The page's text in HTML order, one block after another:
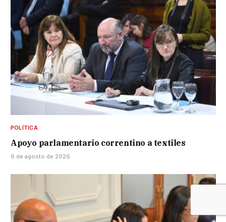
POLÍTICA
Apoyo parlamentario correntino a textiles
6 de agosto de 2026